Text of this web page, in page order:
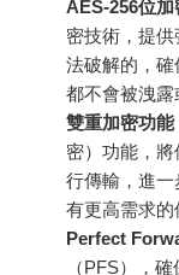
AES-256位加
密技術，提
法破解的，
都不會被洩露
雙重加密功能
密）功能，
行傳輸，進
有更高需求的
Perfect
（PFS），